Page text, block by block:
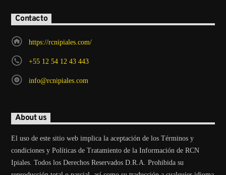
Contacto
https://rcnipiales.com/
+55 12 54 12 43 443
info@rcnipiales.com
About us
El uso de este sitio web implica la aceptación de los Términos y
condiciones y Políticas de Tratamiento de la Información de RCN
Ipiales. Todos los Derechos Reservados D.R.A. Prohibida su